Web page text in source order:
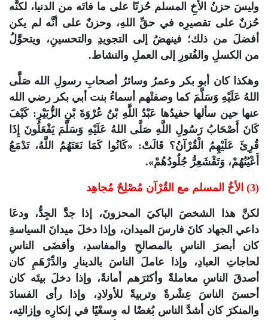
وليسَ حزنُ الأخِ المسلم حُزنًا على ما فاتَه من الدنيا، لكنَّه
حُزنٌ على تقصيرِه في حقِّ اللهِ، وحزنٌ على أنَّه لم يكن
أفضلَ من ذلك؛ فينهضُ إلى التجويدِ والتحسينِ، ويتحوَّلُ
من الكسلِ والفُتورِ إلى العملِ والنشاط.
وهكذا كان أبو بكر وعمرُ وسائرُ أصحابِ رسولِ الله صَلَّى
اللهُ عَلَيْهِ وَسَلَّمَ كما وصفتْهم أسماءُ بنت أبي بكر رضي الله
عنها حين سألها حفيدُها عَبْدُ اللَّهِ بْنُ عُرْوَةَ بْنِ الزُّبَيْرِ: كَيْفَ
كَانَ أَصْحَابُ رَسُولِ اللَّهِ صَلَّى اللهُ عَلَيْهِ وَسَلَّمَ يَفْعَلُونَ إِذَا
قُرِئَ عَلَيْهِمُ الْقُرْآنُ؟ قَالَتْ: «كَانُوا كَمَا نَعَتَهُمُ اللَّهُ، تَدْمَعُ
أَعْيُنُهُمْ، وَتَقْشَعِرُّ جُلُودُهُمْ».
(3) الأخُ المسلم مع القُرْآن مُصْلِحٌ مُجاهِد
لكنَّ هذا الشخصَ الباكيَ المحزونَ، إذا جدَّ الجِدُّ، ودعَا
داعي الجهاد كانَ فارسَ الميدان، وإذا دخلَ ميدانَ السياسةِ
كان أبصرَ الناسِ بالمصالحِ والمفاسدِ، وأقضَى الناسِ
لحاجاتِ العبادِ، وإذا عاملَ الناسَ بالدينارِ والدِّرْهَمِ كان
أصدقَ الناسِ معاملةً وأكثرَهم أمانةً، وإذا دخلَ بيتَه كان
أحسنَ الناسَ عِشْرةً وتربيةً للأولادِ، وإذا رأى الفسادَ
والمنكرَ كان أشدَّ الناس بُغضًا له وسعْيًا في إنكارِه وإزالتِه،